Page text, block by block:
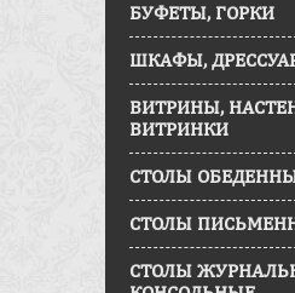
БУФЕТЫ, ГОРКИ
ШКАФЫ,
ВИТРИНЫ,
ВИТРИНКИ
СТОЛЫ
СТОЛЫ
СТОЛЫ